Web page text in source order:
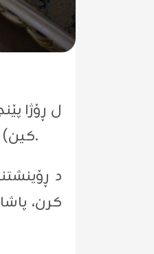
کین) سەرەدانا زانکۆیا زاخۆ کر و ژ ئالیێ سەرۆکێ زانکۆیا زاخۆ بەرێز (پ.د ناظم سلیمان عبدالعزیز) هاتە پێشوازیکرن.
د
کرن،